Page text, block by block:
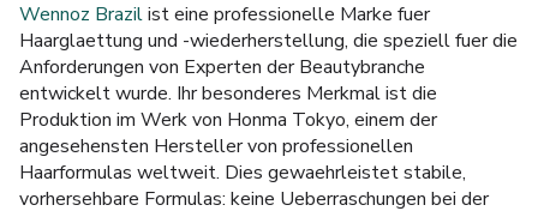
Wennoz Brazilist eine professionelle Marke fuer
Haarglaettung und -wiederherstellung, die speziell fuer die
Anforderungen von Experten der Beautybranche
entwickelt wurde. Ihr besonderes Merkmal ist die
Produktion im Werk von Honma Tokyo, einem der
angesehensten Hersteller von professionellen
Haarformulas weltweit. Dies gewaehrleistet stabile,
vorhersehbare Formulas: keine Ueberraschungen bei der